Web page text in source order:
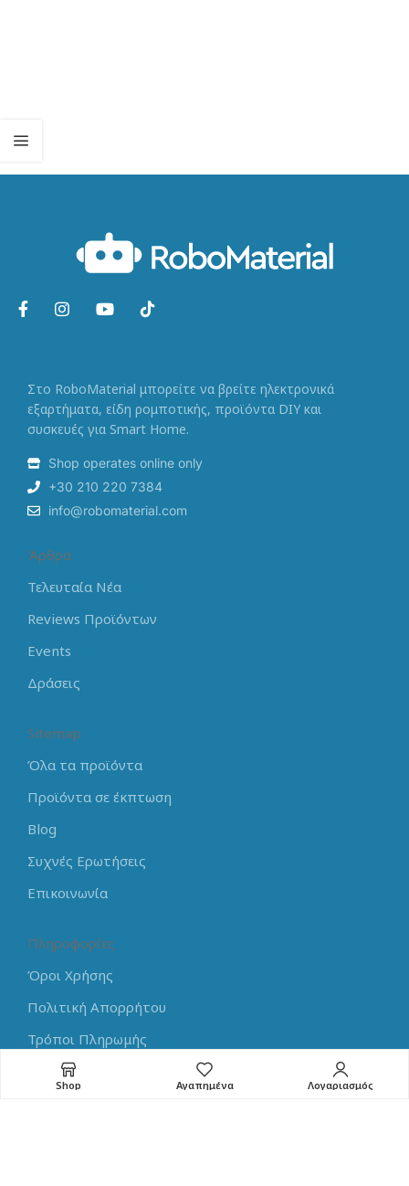
Στο RoboMaterial μπορείτε να βρείτε ηλεκτρονικά
εξαρτήματα, είδη ρομποτικής, προϊόντα DIY και
συσκευές για Smart Home.
Shop operates online only
+30 210 220 7384
info@robomaterial.com
Άρθρα
Τελευταία Νέα
Reviews Προϊόντων
Events
Δράσεις
Sitemap
Όλα τα προϊόντα
Προϊόντα σε έκπτωση
Blog
Συχνές Ερωτήσεις
Επικοινωνία
Πληροφορίες
Όροι Χρήσης
Πολιτική Απορρήτου
Τρόποι Πληρωμής
Τρόποι Αποστολής
Shop Αγαπημένα Λογαριασμός